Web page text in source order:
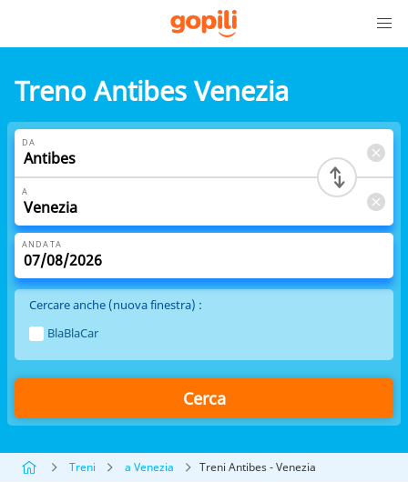
Treno Antibes Venezia
DA
A
ANDATA
Cercare anche (nuova finestra) :
BlaBlaCar
Cerca
Treni a Venezia Treni Antibes - Venezia